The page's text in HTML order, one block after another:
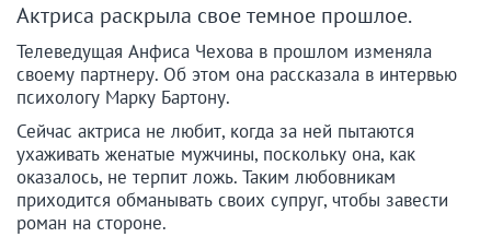
Актриса раскрыла свое темное прошлое.
Телеведущая Анфиса Чехова в прошлом изменяла
своему партнеру. Об этом она рассказала в интервью
психологу Марку Бартону.
Сейчас актриса не любит, когда за ней пытаются
ухаживать женатые мужчины, поскольку она, как
оказалось, не терпит ложь. Таким любовникам
приходится обманывать своих супруг, чтобы завести
роман на стороне.